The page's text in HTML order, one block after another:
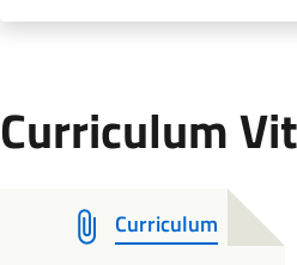
Curriculum
Curriculum